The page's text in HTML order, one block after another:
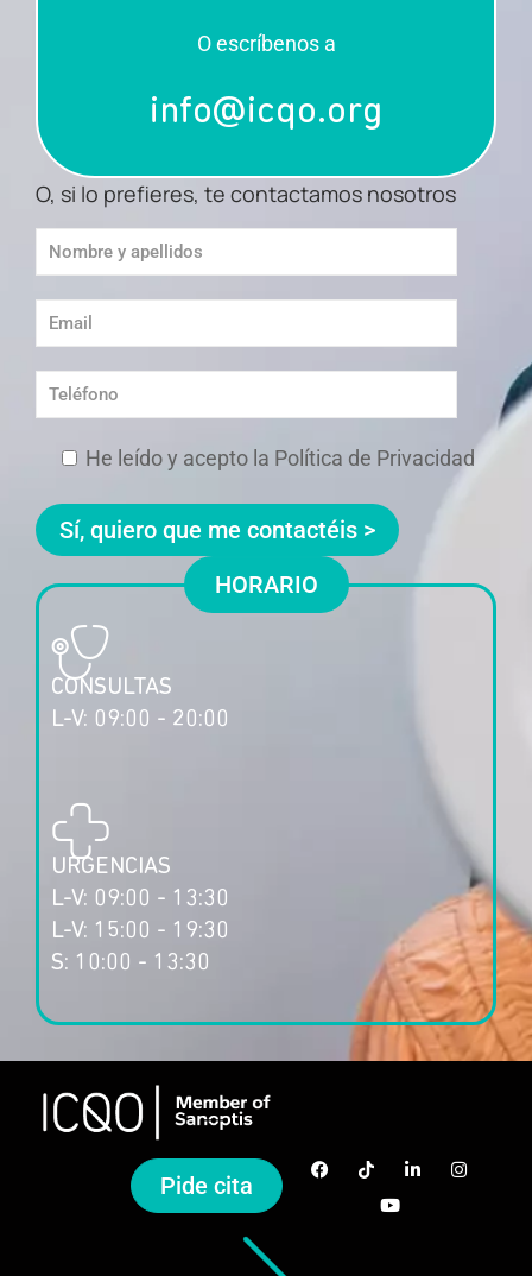
O escríbenos a
info@icqo.org
O, si lo prefieres, te contactamos nosotros
He leído y acepto la Política de Privacidad
HORARIO
CONSULTAS
L-V: 09:00 - 20:00
URGENCIAS
L-V: 09:00 - 13:30
L-V: 15:00 - 19:30
S: 10:00 - 13:30
Pide cita